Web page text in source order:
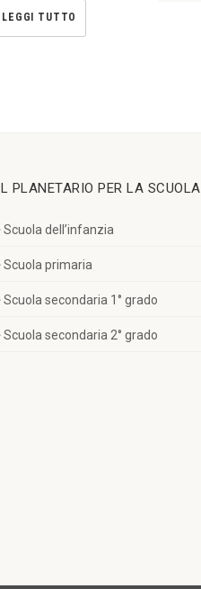
LEGGI TUTTO
PLANETARIO PER LA SCUOLA
Scuola dell’infanzia
Scuola primaria
Scuola secondaria 1° grado
Scuola secondaria 2° grado